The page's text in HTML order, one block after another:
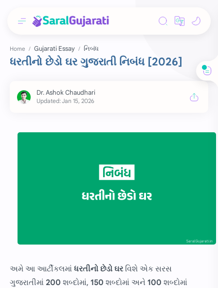
Home Gujarati Essay નિબંધ
ધરતીનો છેડો ઘર ગુજરાતી નિબંધ [2026]
અમે આ આર્ટીકલમાં ધરતીનો છેડો ઘરવિશે એક સરસ
ગુજરાતીમાં 200 શબ્દોમાં, 150 શબ્દોમાં અને 100 શબ્દોમાં